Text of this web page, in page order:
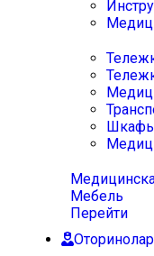
Мебель
Перейти